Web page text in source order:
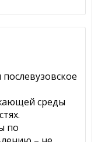
среды
по